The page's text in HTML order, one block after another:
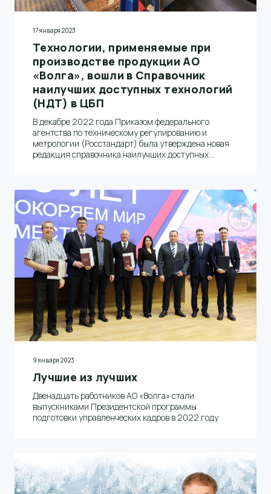
17 января 2023
Технологии, применяемые при
производстве продукции АО
«Волга», вошли в Справочник
наилучших доступных технологий
(НДТ) в ЦБП
В декабре 2022 года Приказом федерального
агентства по техническому регулированию и
метрологии (Росстандарт) была утверждена новая
редакция справочника наилучших доступных
9 января 2023
Лучшие из лучших
Двенадцать работников АО «Волга» стали
выпускниками Президентской программы
подготовки управленческих кадров в 2022 году